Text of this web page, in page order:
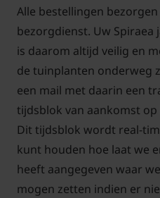
heester.
Alle bestellingen
bezorgdienst. Uw Spiraea
is daarom altijd veilig en
de tuinplanten onderweg
een mail met daarin een
tijdsblok van aankomst
Dit tijdsblok wordt real-
kunt houden hoe laat we
heeft aangegeven waar
mogen zetten indien er